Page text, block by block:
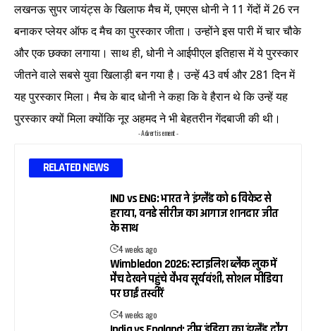
लखनऊ सुपर जायंट्स के खिलाफ मैच में, एमएस धोनी ने 11 गेंदों में 26 रन
बनाकर प्लेयर ऑफ द मैच का पुरस्कार जीता। उन्होंने इस पारी में चार चौके
और एक छक्का लगाया। साथ ही, धोनी ने आईपीएल इतिहास में ये पुरस्कार
जीतने वाले सबसे युवा खिलाड़ी बन गया है। उन्हें 43 वर्ष और 281 दिन में
यह पुरस्कार मिला। मैच के बाद धोनी ने कहा कि वे हैरान थे कि उन्हें यह
पुरस्कार क्यों मिला क्योंकि नूर अहमद ने भी बेहतरीन गेंदबाजी की थी।
- Advertisement -
RELATED NEWS
IND vs ENG: भारत ने इंग्लैंड को 6 विकेट से
हराया, वनडे सीरीज का आगाज शानदार जीत
के साथ
4 weeks ago
Wimbledon 2026: स्टाइलिश ब्लैक लुक में
मैच देखने पहुंचे वैभव सूर्यवंशी, सोशल मीडिया
पर छाईं तस्वीरें
4 weeks ago